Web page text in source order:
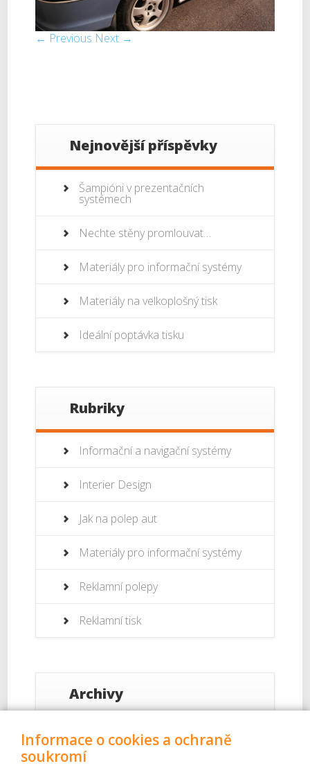
← Previous Next →
Nejnovější příspěvky
Šampióni v prezentačních
systémech
Nechte stěny promlouvat…
Materiály pro informační systémy
Materiály na velkoplošný tisk
Ideální poptávka tisku
Rubriky
Informační a navigační systémy
Interier Design
Jak na polep aut
Materiály pro informační systémy
Reklamní polepy
Reklamní tisk
Archivy
Září 2017
Informace o cookies a ochraně
soukromí